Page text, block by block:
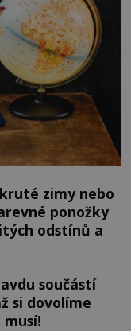
zimy nebo
ponožky
odstínů a
součástí
si dovolíme